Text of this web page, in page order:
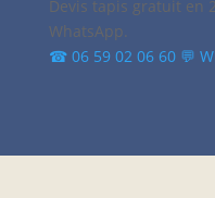
Devis tapis gratuit en
WhatsApp.
☎ 06 59 02 06 60 💬